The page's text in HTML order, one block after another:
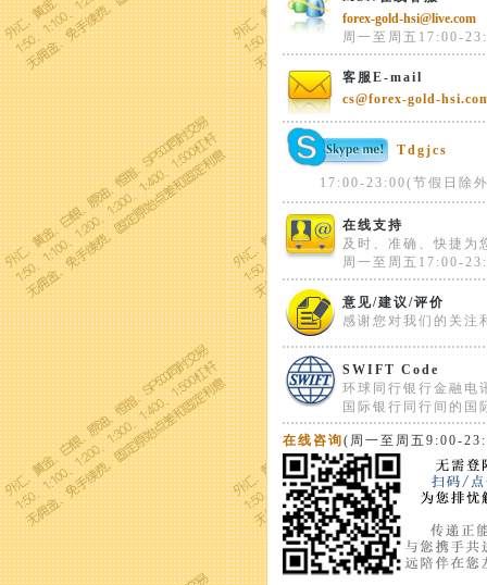
forex-gold-hsi@live.com
周一至周五17:00-
客服E-mail
cs@forex-gold-
Tdgjcs
17:00-23:00(节假日除
在线支持
及时、准确、快捷为
周一至周五17:00-
意见/建议/评价
感谢您对我们的关注
SWIFT Code
环球同行银行金融电
国际银行同行间的国
在线咨询(周一至周五9:00-